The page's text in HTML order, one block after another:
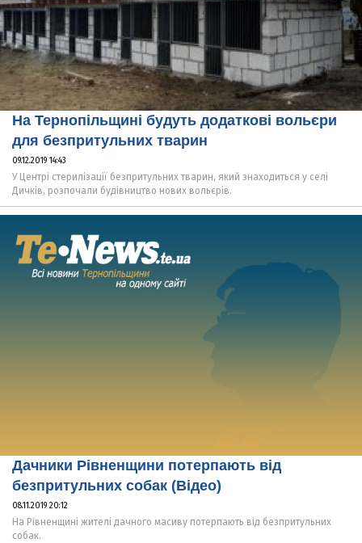
На Тернопільщині будуть додаткові вольєри
для безпритульних тварин
09.12.2019 14:43
У Центрі стерилізації безпритульних тварин, який знаходиться у селі
Дичків, розпочали будівництво нових вольєрів.
Дачники Рівненщини потерпають від
безпритульних собак (Відео)
08.11.2019 20:12
На Рівненщині жителі дачного масиву потерпають від безпритульних
собак.